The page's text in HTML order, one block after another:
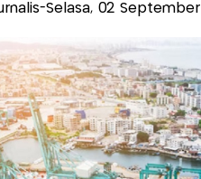
Selasa, 02 September